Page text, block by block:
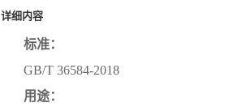
详细内容
标准：
GB/T 36584-2018
用途：